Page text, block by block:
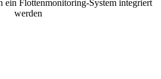
ein Flot­ten­mo­ni­to­ring-System inte­griert
werden